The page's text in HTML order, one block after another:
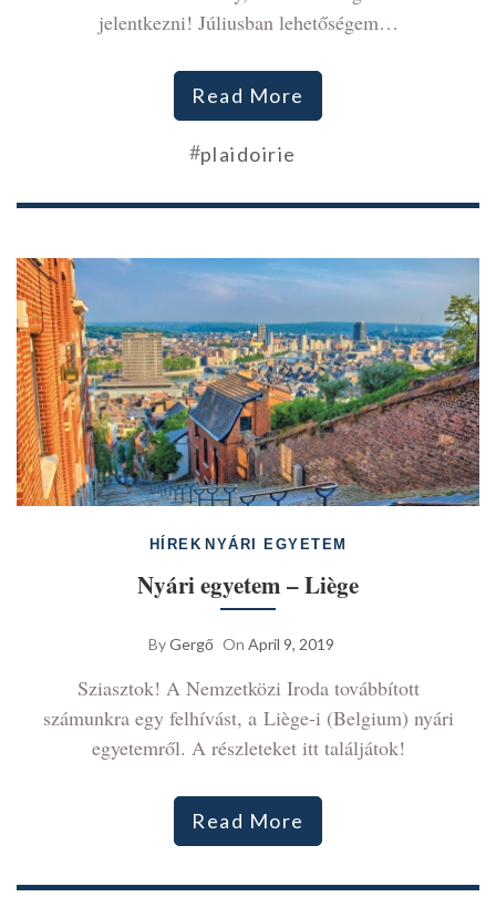
jelentkezni! Júliusban lehetőségem…
Read More
#plaidoirie
HÍREK NYÁRI EGYETEM
Nyári egyetem – Liège
ByGergő On April 9, 2019
Sziasztok! A Nemzetközi Iroda továbbított
számunkra egy felhívást, a Liège-i (Belgium) nyári
egyetemről. A részleteket itt találjátok!
Read More